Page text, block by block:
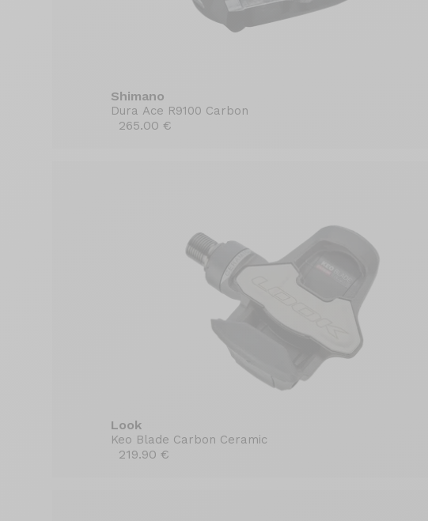
Shimano
Dura Ace R9100 Carbon
265.00 €
Look
Keo Blade Carbon Ceramic
219.90 €